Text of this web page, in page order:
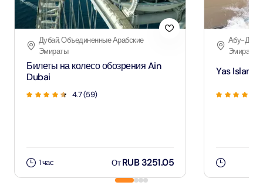
Дубай, Объединенные Арабские
Эмираты
Билеты на колесо обозрения Ain
Dubai
4.7(59)
1 час ОтRUB 3251.05
Абу-
Эмираты
Yas Island